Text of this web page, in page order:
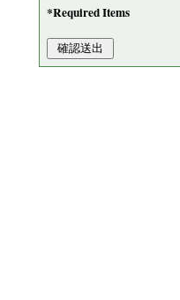
*Required Items